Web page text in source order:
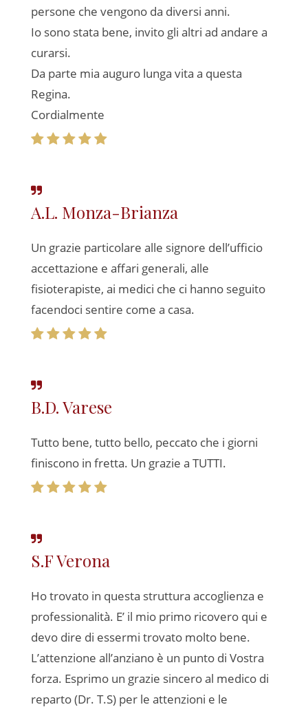
persone che vengono da diversi anni.
Io sono stata bene, invito gli altri ad andare a
curarsi.
Da parte mia auguro lunga vita a questa
Regina.
Cordialmente
A.L. Monza-Brianza
Un grazie particolare alle signore dell’ufficio
accettazione e affari generali, alle
fisioterapiste, ai medici che ci hanno seguito
facendoci sentire come a casa.
B.D. Varese
Tutto bene, tutto bello, peccato che i giorni
finiscono in fretta. Un grazie a TUTTI.
S.F Verona
Ho trovato in questa struttura accoglienza e
professionalità. E’ il mio primo ricovero qui e
devo dire di essermi trovato molto bene.
L’attenzione all’anziano è un punto di Vostra
forza. Esprimo un grazie sincero al medico di
reparto (Dr. T.S) per le attenzioni e le